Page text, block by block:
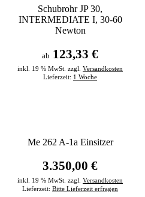
Schubrohr JP 30,
INTERMEDIATE I, 30-60
Newton
ab 123,33 €
inkl. 19 % MwSt. zzgl. Versandkosten
Lieferzeit: 1 Woche
Me 262 A-1a Einsitzer
3.350,00 €
inkl. 19 % MwSt. zzgl. Versandkosten
Lieferzeit: Bitte Lieferzeit erfragen